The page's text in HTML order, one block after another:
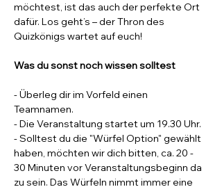
möchtest, ist das auch der perfekte Ort
dafür. Los geht’s – der Thron des
Quizkönigs wartet auf euch!
Was du sonst noch wissen solltest
- Überleg dir im Vorfeld einen
Teamnamen.
- Die Veranstaltung startet um 19.30 Uhr.
- Solltest du die "Würfel Option" gewählt
haben, möchten wir dich bitten, ca. 20 -
30 Minuten vor Veranstaltungsbeginn da
zu sein. Das Würfeln nimmt immer eine